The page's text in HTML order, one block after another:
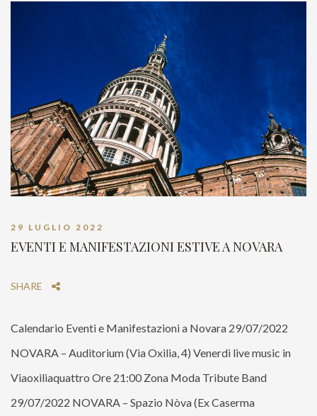
29 LUGLIO 2022
EVENTI E MANIFESTAZIONI ESTIVE A NOVARA
SHARE
Calendario Eventi e Manifestazioni a Novara 29/07/2022
NOVARA – Auditorium (Via Oxilia, 4) Venerdì live music in
Viaoxiliaquattro Ore 21:00 Zona Moda Tribute Band
29/07/2022 NOVARA – Spazio Nòva (Ex Caserma